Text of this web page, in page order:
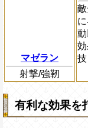
マゼラン
射撃/強靭
有利な効果を